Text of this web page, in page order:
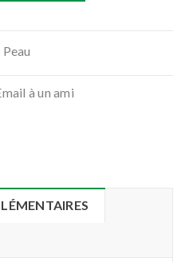
à un ami